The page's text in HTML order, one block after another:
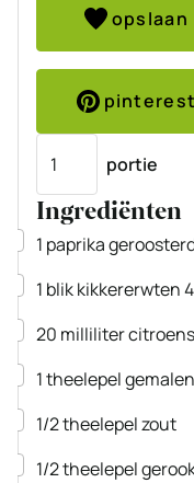
opslaan
pinterest
portie
Ingrediënten
▢
1 paprika
▢
1 blikkikkererwten
▢
20 milliliter
▢
1theelepel
▢
1/2theelepelzout
▢
1/2theelepel